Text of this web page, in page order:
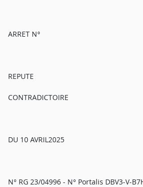
ARRET N°
REPUTE
CONTRADICTOIRE
DU 10 AVRIL2025
N° RG 23/04996 - N° Portalis DBV3-V-